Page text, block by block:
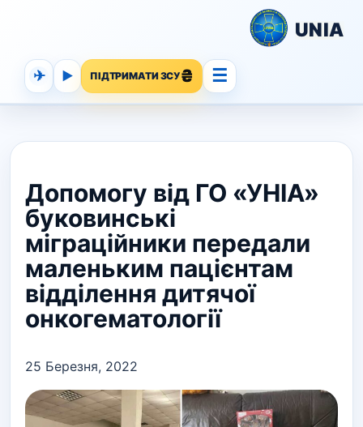
UNIA
✈ ▶ ПІДТРИМАТИ ЗСУ ☰
Допомогу від ГО «УНІА»
буковинські
міграційники передали
маленьким пацієнтам
відділення дитячої
онкогематології
25 Березня, 2022